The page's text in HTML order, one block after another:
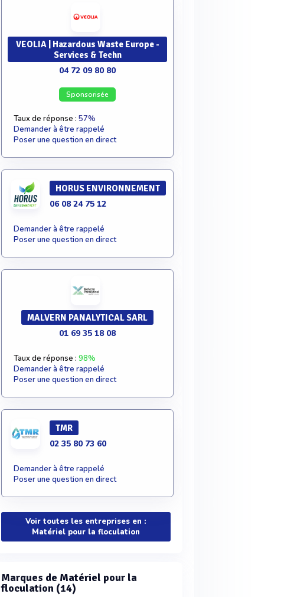
VEOLIA | Hazardous Waste Europe -
Services & Techn
04 72 09 80 80
Sponsorisée
Taux de réponse : 57%
Demander à être rappelé
Poser une question en direct
HORUS ENVIRONNEMENT
06 08 24 75 12
Demander à être rappelé
Poser une question en direct
MALVERN PANALYTICAL SARL
01 69 35 18 08
Taux de réponse : 98%
Demander à être rappelé
Poser une question en direct
TMR
02 35 80 73 60
Demander à être rappelé
Poser une question en direct
Voir toutes les entreprises en :
Matériel pour la floculation
Marques de Matériel pour la
floculation (14)